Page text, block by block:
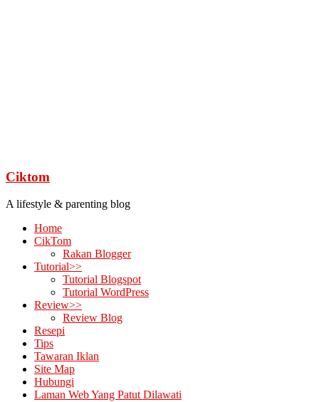
Ciktom
A lifestyle & parenting blog
Home
CikTom
Rakan Blogger
Tutorial>>
Tutorial Blogspot
Tutorial WordPress
Review>>
Review Blog
Resepi
Tips
Tawaran Iklan
Site Map
Hubungi
Laman Web Yang Patut Dilawati